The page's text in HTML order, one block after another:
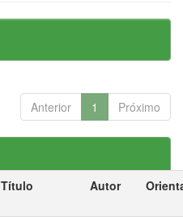
Anterior 1 Próximo
Título Autor